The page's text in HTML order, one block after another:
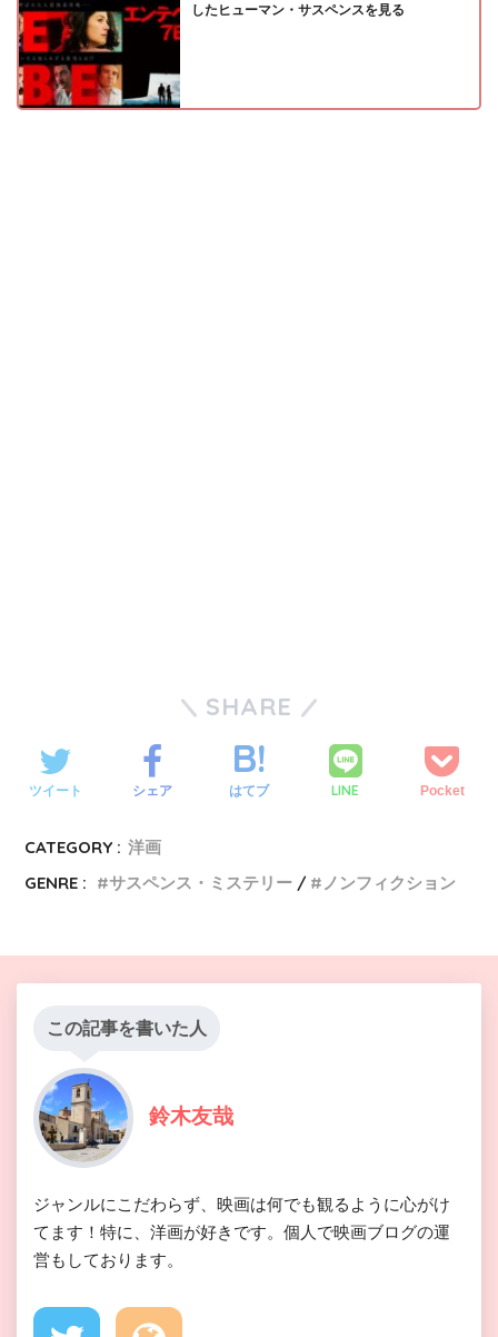
したヒューマン・サスペンスを見る
SHARE
ツイート シェア はてブ LINE Pocket
CATEGORY : 洋画
GENRE :
サスペンス・ミステリー ノンフィクション
この記事を書いた人
鈴木友哉
ジャンルにこだわらず、映画は何でも観るように心がけ
てます！特に、洋画が好きです。個人で映画ブログの運
営もしております。